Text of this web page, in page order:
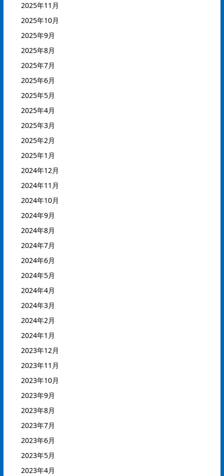
2025年11月
2025年10月
2025年9月
2025年8月
2025年7月
2025年6月
2025年5月
2025年4月
2025年3月
2025年2月
2025年1月
2024年12月
2024年11月
2024年10月
2024年9月
2024年8月
2024年7月
2024年6月
2024年5月
2024年4月
2024年3月
2024年2月
2024年1月
2023年12月
2023年11月
2023年10月
2023年9月
2023年8月
2023年7月
2023年6月
2023年5月
2023年4月